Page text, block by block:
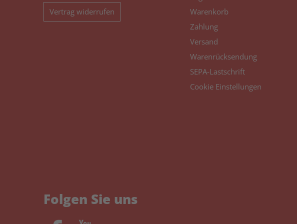
Kyocera TASKalfa
3552 ci
Vertrag widerrufen
Warenkorb
Zahlung
Versand
Warenrücksendung
SEPA-Lastschrift
Cookie Einstellungen
Folgen Sie uns